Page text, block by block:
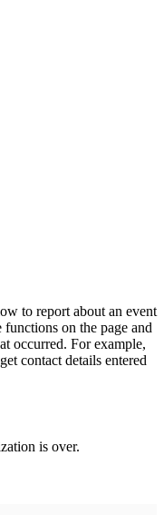
to report about an event
functions on the page and
occurred. For example,
contact details entered
is over.